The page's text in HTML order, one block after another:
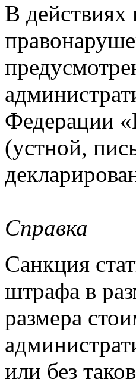
В действиях
Федерации
(устной,
Справка
Санкция
штрафа в
размера
или без